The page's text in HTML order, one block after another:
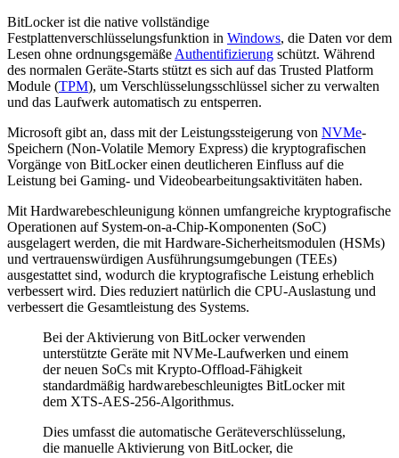
BitLocker ist die native vollständige
Festplattenverschlüsselungsfunktion in Windows, die Daten vor dem
Lesen ohne ordnungsgemäße Authentifizierung schützt. Während
des normalen Geräte-Starts stützt es sich auf das Trusted Platform
Module (TPM), um Verschlüsselungsschlüssel sicher zu verwalten
und das Laufwerk automatisch zu entsperren.
Microsoft gibt an, dass mit der Leistungssteigerung von NVMe-
Speichern (Non-Volatile Memory Express) die kryptografischen
Vorgänge von BitLocker einen deutlicheren Einfluss auf die
Leistung bei Gaming- und Videobearbeitungsaktivitäten haben.
Mit Hardwarebeschleunigung können umfangreiche kryptografische
Operationen auf System-on-a-Chip-Komponenten (SoC)
ausgelagert werden, die mit Hardware-Sicherheitsmodulen (HSMs)
und vertrauenswürdigen Ausführungsumgebungen (TEEs)
ausgestattet sind, wodurch die kryptografische Leistung erheblich
verbessert wird. Dies reduziert natürlich die CPU-Auslastung und
verbessert die Gesamtleistung des Systems.
Bei der Aktivierung von BitLocker verwenden
unterstützte Geräte mit NVMe-Laufwerken und einem
der neuen SoCs mit Krypto-Offload-Fähigkeit
standardmäßig hardwarebeschleunigtes BitLocker mit
dem XTS-AES-256-Algorithmus.
Dies umfasst die automatische Geräteverschlüsselung,
die manuelle Aktivierung von BitLocker, die